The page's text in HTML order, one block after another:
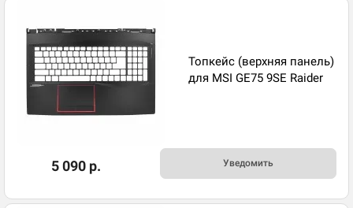
Топкейс (верхняя панель)
для MSI GE75 9SE Raider
5 090 р. Уведомить